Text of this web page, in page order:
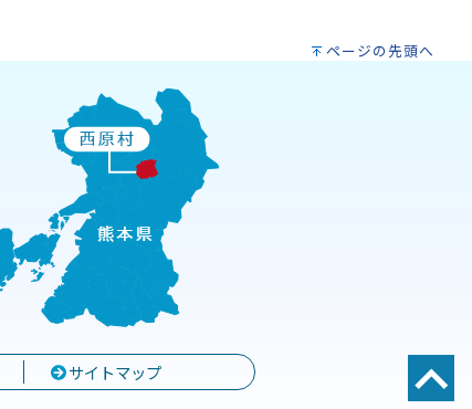
ページの先頭へ
サイトマップ